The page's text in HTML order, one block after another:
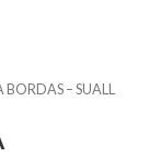
BORDAS – SUALL